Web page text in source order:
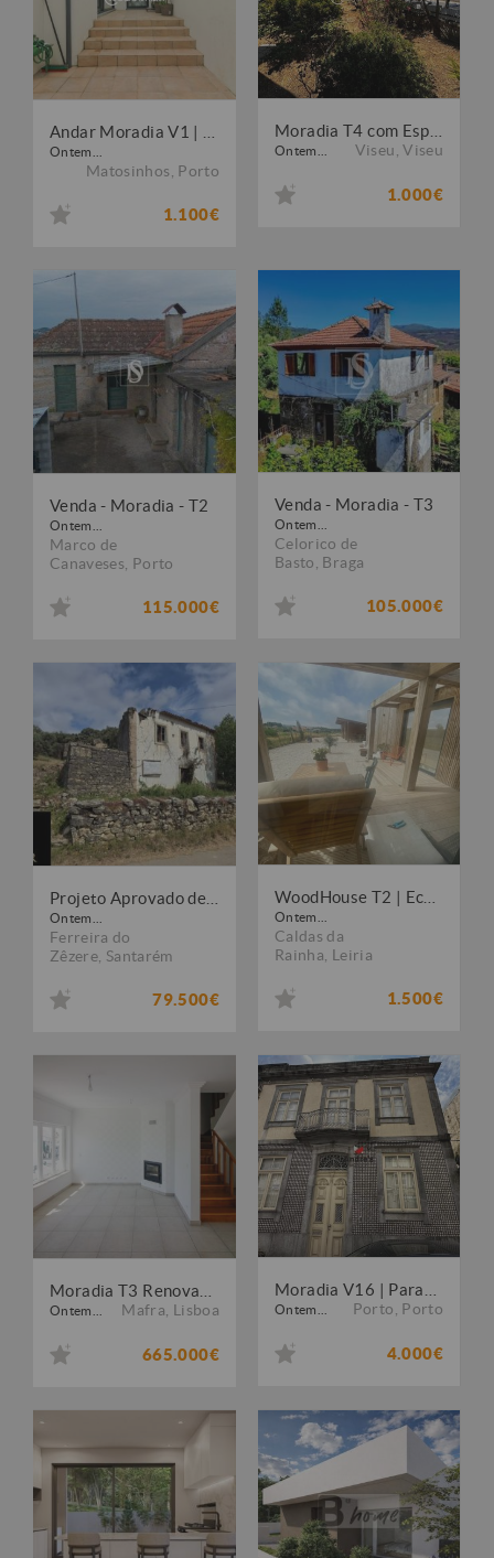
Ontem...
Matosinhos Porto
1.100€
Ontem... Viseu ,Viseu
1.000€
Venda - Moradia - T2
Ontem...
Marco de
Canaveses Porto
115.000€
Venda - Moradia - T3
Ontem...
Celorico de
Basto Braga
105.000€
Ontem...
Ferreira do
Zêzere Santarém
79.500€
Ontem...
Caldas da
Rainha Leiria
1.500€
Ontem... Mafra Lisboa
665.000€
Ontem... Porto Porto
4.000€